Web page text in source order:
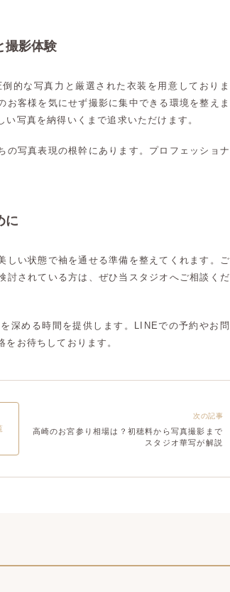
撮影体験
的な写真力と厳選された衣装を用意しておりま
客様を気にせず撮影に集中できる環境を整えま
写真を納得いくまで追求いただけます。
写真表現の根幹にあります。プロフェッショナ
に
しい状態で袖を通せる準備を整えてくれます。ご
討されている方は、ぜひ当スタジオへご相談くだ
深める時間を提供します。LINEでの予約やお問
お待ちしております。
次の記事
高崎のお宮参り相場は？初穂料から写真撮影まで
スタジオ華写が解説